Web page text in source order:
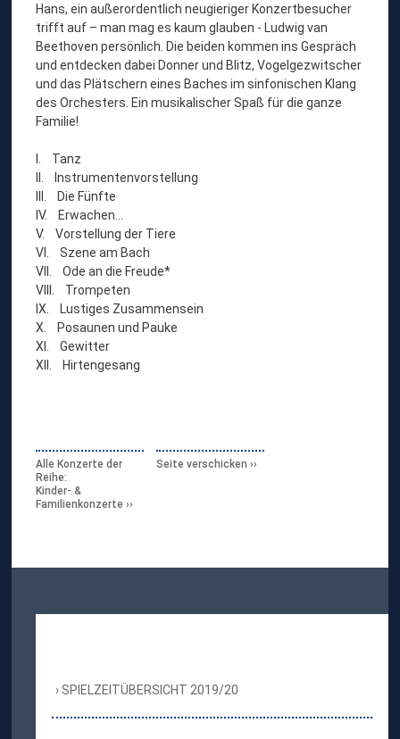
Hans, ein außerordentlich neugieriger Konzertbesucher
trifft auf – man mag es kaum glauben - Ludwig van
Beethoven persönlich. Die beiden kommen ins Gespräch
und entdecken dabei Donner und Blitz, Vogelgezwitscher
und das Plätschern eines Baches im sinfonischen Klang
des Orchesters. Ein musikalischer Spaß für die ganze
Familie!
I. Tanz
II. Instrumentenvorstellung
III. Die Fünfte
IV. Erwachen…
V. Vorstellung der Tiere
VI. Szene am Bach
VII. Ode an die Freude*
VIII. Trompeten
IX. Lustiges Zusammensein
X. Posaunen und Pauke
XI. Gewitter
XII. Hirtengesang
Alle Konzerte der
Reihe:
Kinder- &
Familienkonzerte
Seite verschicken
SPIELZEITÜBERSICHT 2019/20